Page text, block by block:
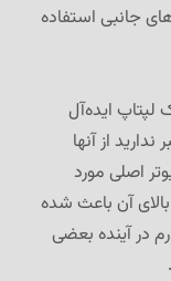
جانبی استفاده
لپتاپ ایده‌آل
از آنها
اصلی مورد
آن باعث شده
در آینده بعضی